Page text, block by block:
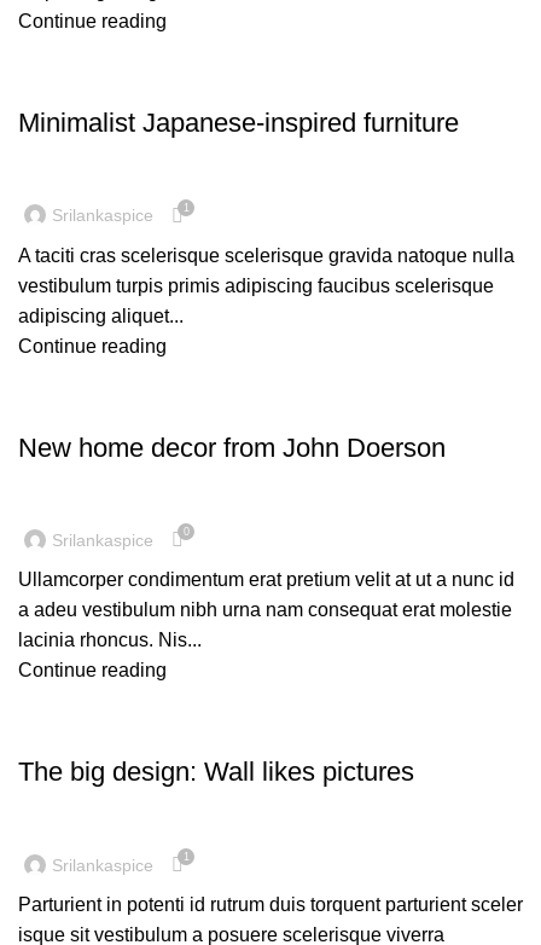
Continue reading
Minimalist Japanese-inspired furniture
Srilankaspice 1
A taciti cras scelerisque scelerisque gravida natoque nulla
vestibulum turpis primis adipiscing faucibus scelerisque
adipiscing aliquet...
Continue reading
New home decor from John Doerson
Srilankaspice 0
Ullamcorper condimentum erat pretium velit at ut a nunc id
a adeu vestibulum nibh urna nam consequat erat molestie
lacinia rhoncus. Nis...
Continue reading
The big design: Wall likes pictures
Srilankaspice 1
Parturient in potenti id rutrum duis torquent parturient sceler
isque sit vestibulum a posuere scelerisque viverra